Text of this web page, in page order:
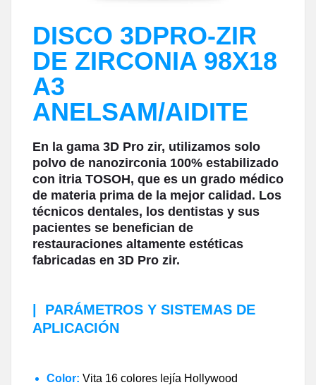
DISCO 3DPRO-ZIR
DE ZIRCONIA 98X18
A3
ANELSAM/AIDITE
En la gama 3D Pro zir, utilizamos solo
polvo de nanozirconia 100% estabilizado
con itria TOSOH, que es un grado médico
de materia prima de la mejor calidad. Los
técnicos dentales, los dentistas y sus
pacientes se benefician de
restauraciones altamente estéticas
fabricadas en 3D Pro zir.
PARÁMETROS Y SISTEMAS DE
APLICACIÓN
Color: Vita 16 colores lejía Hollywood